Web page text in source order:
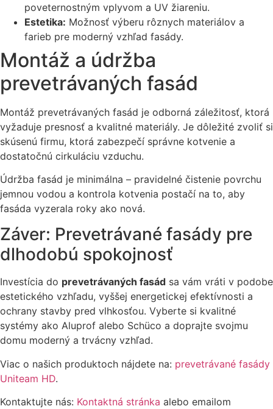
poveternostným vplyvom a UV žiareniu.
Estetika: Možnosť výberu rôznych materiálov a
farieb pre moderný vzhľad fasády.
Montáž a údržba
prevetrávaných fasád
Montáž prevetrávaných fasád je odborná záležitosť, ktorá
vyžaduje presnosť a kvalitné materiály. Je dôležité zvoliť si
skúsenú firmu, ktorá zabezpečí správne kotvenie a
dostatočnú cirkuláciu vzduchu.
Údržba fasád je minimálna – pravidelné čistenie povrchu
jemnou vodou a kontrola kotvenia postačí na to, aby
fasáda vyzerala roky ako nová.
Záver: Prevetrávané fasády pre
dlhodobú spokojnosť
Investícia do prevetrávaných fasád sa vám vráti v podobe
estetického vzhľadu, vyššej energetickej efektívnosti a
ochrany stavby pred vlhkosťou. Vyberte si kvalitné
systémy ako Aluprof alebo Schüco a doprajte svojmu
domu moderný a trvácny vzhľad.
Viac o našich produktoch nájdete na: prevetrávané fasády
Uniteam HD.
Kontaktujte nás: Kontaktná stránka alebo emailom